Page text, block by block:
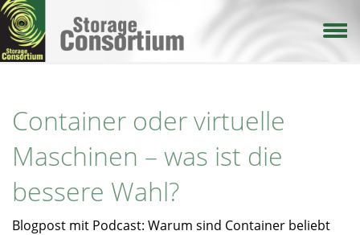
Direkt
zum
Inhalt
Container oder virtuelle
Maschinen – was ist die
bessere Wahl?
Blogpost mit Podcast: Warum sind Container beliebt